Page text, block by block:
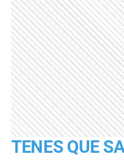
TENES QUE